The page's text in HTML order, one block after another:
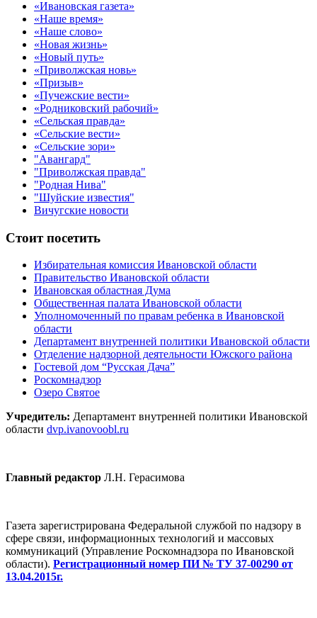
«Ивановская газета»
«Наше время»
«Наше слово»
«Новая жизнь»
«Новый путь»
«Приволжская новь»
«Призыв»
«Пучежские вести»
«Родниковский рабочий»
«Сельская правда»
«Сельские вести»
«Сельские зори»
"Авангард"
"Приволжская правда"
"Родная Нива"
"Шуйские известия"
Вичугские новости
Стоит посетить
Избирательная комиссия Ивановской области
Правительство Ивановской области
Ивановская областная Дума
Общественная палата Ивановской области
Уполномоченный по правам ребенка в Ивановской
области
Департамент внутренней политики Ивановской области
Отделение надзорной деятельности Южского района
Гостевой дом “Русская Дача”
Роскомнадзор
Озеро Святое
Учредитель: Департамент внутренней политики Ивановской
области dvp.ivanovoobl.ru
Главный редактор Л.Н. Герасимова
Газета зарегистрирована Федеральной службой по надзору в
сфере связи, информационных технологий и массовых
коммуникаций (Управление Роскомнадзора по Ивановской
области). Регистрационный номер ПИ № ТУ 37-00290 от
13.04.2015г.